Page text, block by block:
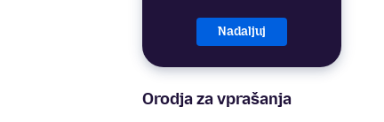
Nadaljuj
Orodja za vprašanja